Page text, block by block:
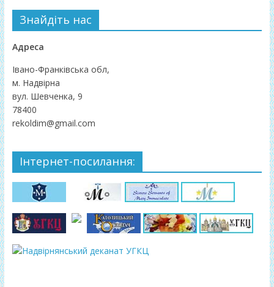
Знайдіть нас
Адреса
Івано-Франківська обл,
м. Надвірна
вул. Шевченка, 9
78400
rekoldim@gmail.com
Інтернет-посилання: